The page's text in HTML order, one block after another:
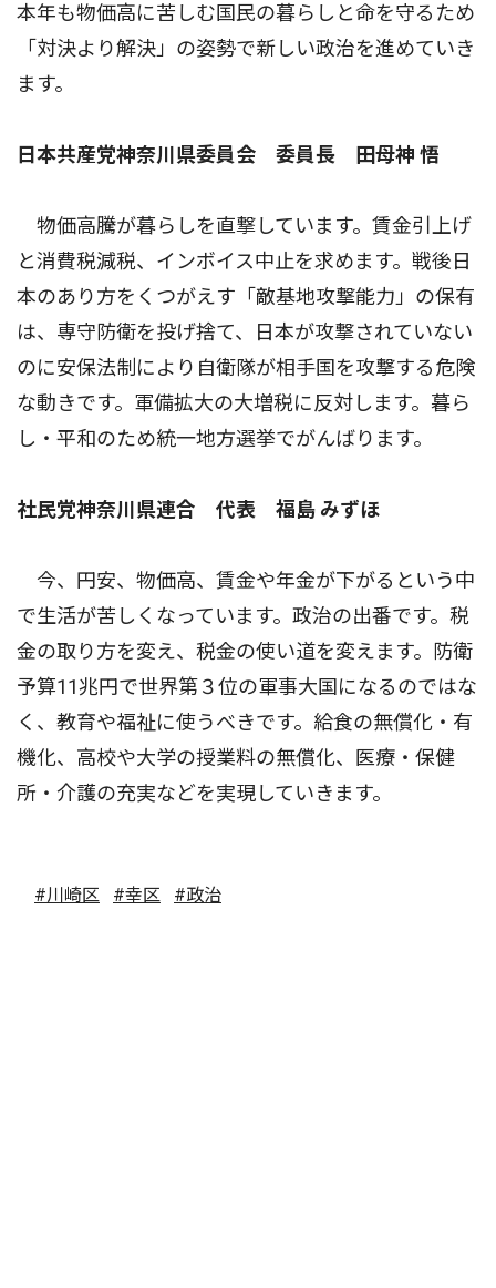
本年も物価高に苦しむ国民の暮らしと命を守るため
「対決より解決」の姿勢で新しい政治を進めていき
ます。
日本共産党神奈川県委員会 委員長 田母神 悟
物価高騰が暮らしを直撃しています。賃金引上げ
と消費税減税、インボイス中止を求めます。戦後日
本のあり方をくつがえす「敵基地攻撃能力」の保有
は、専守防衛を投げ捨て、日本が攻撃されていない
のに安保法制により自衛隊が相手国を攻撃する危険
な動きです。軍備拡大の大増税に反対します。暮ら
し・平和のため統一地方選挙でがんばります。
社民党神奈川県連合 代表 福島 みずほ
今、円安、物価高、賃金や年金が下がるという中
で生活が苦しくなっています。政治の出番です。税
金の取り方を変え、税金の使い道を変えます。防衛
予算11兆円で世界第３位の軍事大国になるのではな
く、教育や福祉に使うべきです。給食の無償化・有
機化、高校や大学の授業料の無償化、医療・保健
所・介護の充実などを実現していきます。
#川崎区 #幸区 #政治